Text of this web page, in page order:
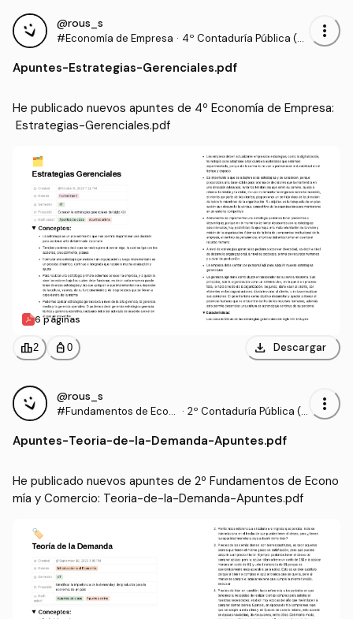
@rous_s
#Economía de Empresa · 4º Contaduría Pública (U
more_vert
Apuntes-Estrategias-Gerenciales.pdf
He publicado nuevos apuntes de 4º Economía de Empresa:
Estrategias-Gerenciales.pdf
6 páginas
leaderboard2 personal_bag 0 download Descargar
@rous_s
#Fundamentos de Econ · 2º Contaduría Pública (U
more_vert
Apuntes-Teoria-de-la-Demanda-Apuntes.pdf
He publicado nuevos apuntes de 2º Fundamentos de Econo
mía y Comercio: Teoria-de-la-Demanda-Apuntes.pdf